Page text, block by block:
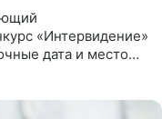
«Интервидение»
дата и место